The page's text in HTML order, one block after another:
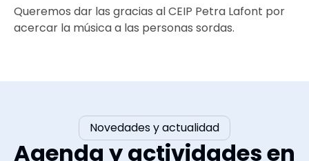
Queremos dar las gracias al CEIP Petra Lafont por
acercar la música a las personas sordas.
Novedades y actualidad
Agenda y actividades en